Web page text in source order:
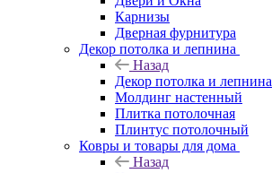
Карнизы
Дверная фурнитура
Декор потолка и лепнина
Назад
Декор потолка и лепнина
Молдинг настенный
Плитка потолочная
Плинтус потолочный
Ковры и товары для дома
Назад